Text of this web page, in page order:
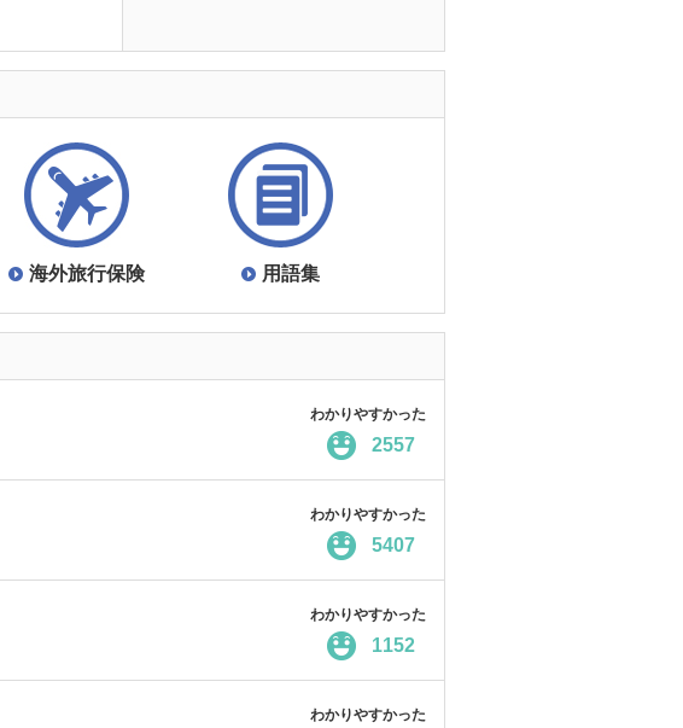
海外旅行保険 用語集
わかりやすかった
2557
わかりやすかった
5407
わかりやすかった
1152
わかりやすかった